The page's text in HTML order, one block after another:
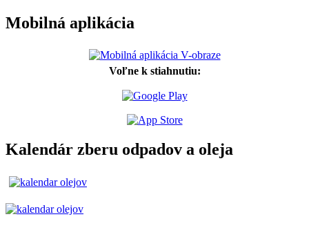
Mobilná aplikácia
Voľne k stiahnutiu:
Kalendár zberu odpadov a oleja